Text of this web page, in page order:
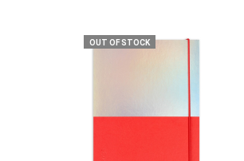
OUT OF STOCK